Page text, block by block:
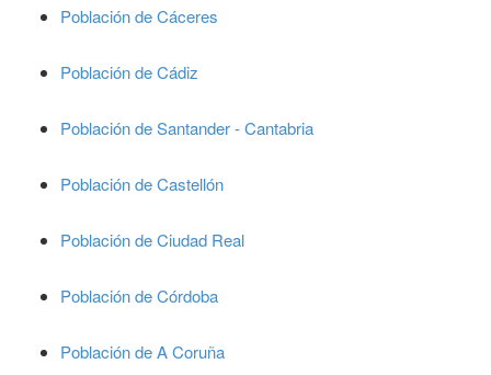
Población de Cáceres
Población de Cádiz
Población de Santander - Cantabria
Población de Castellón
Población de Ciudad Real
Población de Córdoba
Población de A Coruña